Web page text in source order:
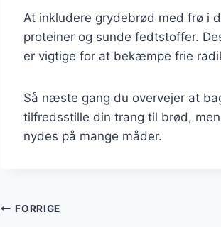
At inkludere grydebrød med frø i
proteiner og sunde fedtstoffer.
er vigtige for at bekæmpe frie
Så næste gang du overvejer at
tilfredsstille din trang til brød,
nydes på mange måder.
Indlægsnavigation
FORRIGE